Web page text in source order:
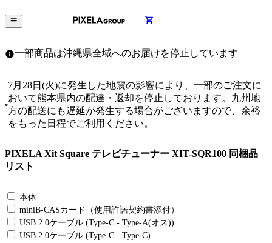
一部商品は沖縄県全域へのお届けを停止しています
7月28日(火)に発生した地震の影響により、一部のご注文に
おいて熊本県内の配達・返却を停止しております。九州地
方の配送にも遅延が発生する場合がございますので、余裕
をもった日程でご利用ください。
PIXELA Xit Square テレビチューナー XIT-SQR100 同梱品
リスト
本体
miniB-CASカード（使用許諾契約書添付）
USB 2.0ケーブル (Type-C - Type-A(オス))
USB 2.0ケーブル (Type-C - Type-C)